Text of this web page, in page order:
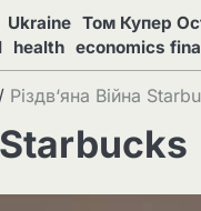
Ukraine Том Купер
health economics
Різдв‘яна Війна
Starbucks